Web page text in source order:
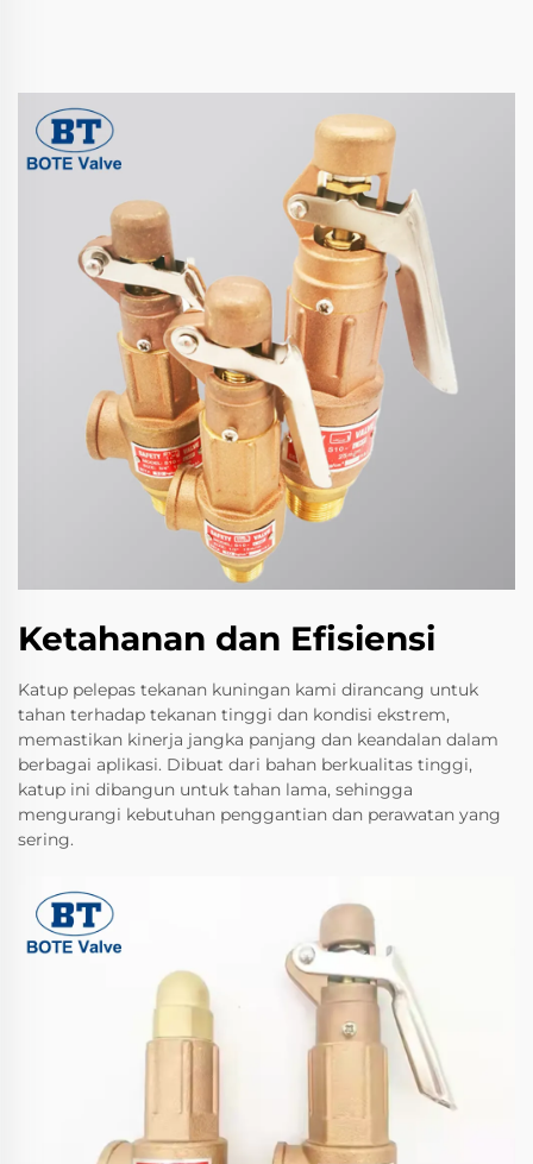
Ketahanan dan Efisiensi
Katup pelepas tekanan kuningan kami dirancang untuk
tahan terhadap tekanan tinggi dan kondisi ekstrem,
memastikan kinerja jangka panjang dan keandalan dalam
berbagai aplikasi. Dibuat dari bahan berkualitas tinggi,
katup ini dibangun untuk tahan lama, sehingga
mengurangi kebutuhan penggantian dan perawatan yang
sering.